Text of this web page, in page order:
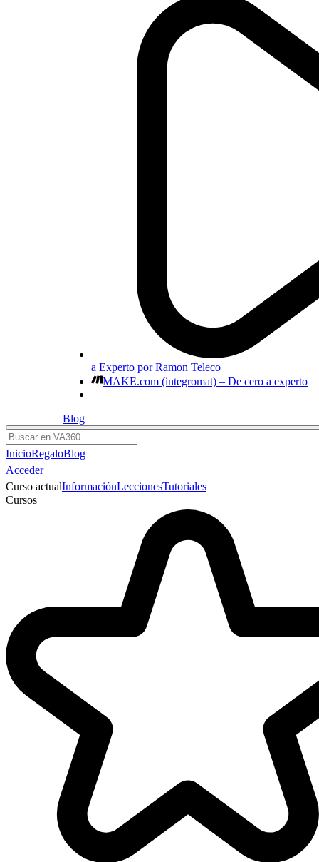
a Experto por Ramon Teleco
MAKE.com (integromat) – De cero a experto
Blog
Buscar
InicioRegaloBlog
Acceder
Curso actualInformaciónLeccionesTutoriales
Cursos